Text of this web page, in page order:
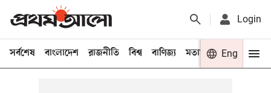
Login
সর্বশেষ বাংলাদেশ রাজনীতি বিশ্ব বাণিজ্য মতামত খেলা
Eng